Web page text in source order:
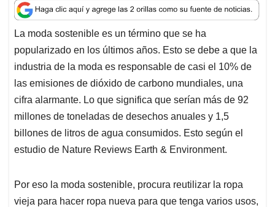
a
t
s
A
p
p
c
e
b
o
o
k
n
k
e
d
I
n
a
i
l
r
e
a
d
s
La moda sostenible es un término que se ha
popularizado en los últimos años. Esto se debe a que la
industria de la moda es responsable de casi el 10% de
las emisiones de dióxido de carbono mundiales, una
cifra alarmante. Lo que significa que serían más de 92
millones de toneladas de desechos anuales y 1,5
billones de litros de agua consumidos. Esto según el
estudio de Nature Reviews Earth & Environment.
Por eso la moda sostenible, procura reutilizar la ropa
vieja para hacer ropa nueva para que tenga varios usos,